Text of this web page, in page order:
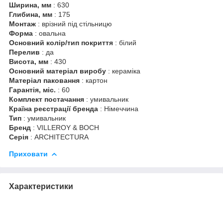
Ширина, мм : 630
Глибина, мм : 175
Монтаж : врізний під стільницю
Форма : овальна
Основний колір/тип покриття : білий
Перелив : да
Висота, мм : 430
Основний матеріал виробу : кераміка
Матеріал паковання : картон
Гарантія, міс. : 60
Комплект постачання : умивальник
Країна реєстрації бренда : Німеччина
Тип : умивальник
Бренд : VILLEROY & BOCH
Серія : ARCHITECTURA
Приховати
Характеристики